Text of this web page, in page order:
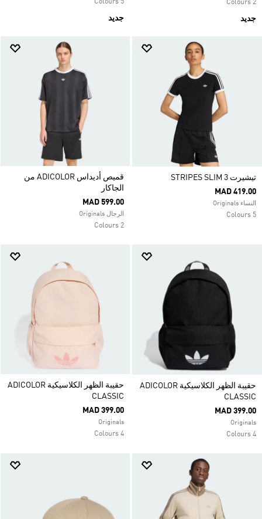
2 Colours
جديد
5 Colours
جديد
تيشيرت 3 STRIPES SLIM
MAD 419.00
النساء Originals
5 Colours
قميص أديداس ADICOLOR من
الجاكار
MAD 599.00
الرجال Originals
2 Colours
حقيبة الظهر الكلاسيكية ADICOLOR
CLASSIC
MAD 399.00
Originals
4 Colours
حقيبة الظهر الكلاسيكية ADICOLOR
CLASSIC
MAD 399.00
Originals
4 Colours